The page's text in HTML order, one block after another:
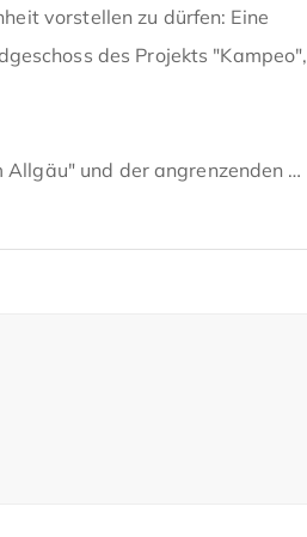
vorstellen zu dürfen: Eine
des Projekts "Kampeo",
Allgäu" und der angrenzenden
Möglichkeiten für